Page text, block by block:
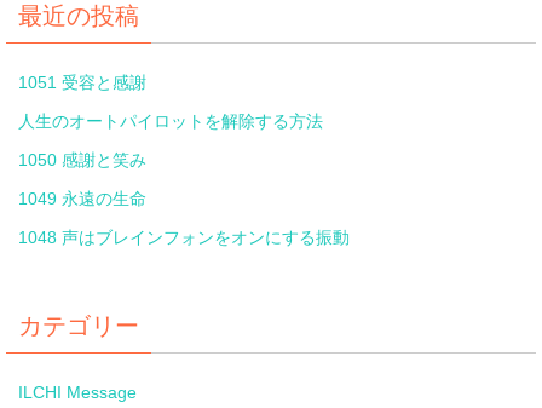
最近の投稿
1051 受容と感謝
人生のオートパイロットを解除する方法
1050 感謝と笑み
1049 永遠の生命
1048 声はブレインフォンをオンにする振動
カテゴリー
ILCHI Message